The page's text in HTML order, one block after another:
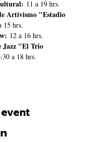
11 a 19 hrs.
Artivismo "Estadio
15 hrs.
12 a 16 hrs.
Jazz "El Trio
a 18 hrs.